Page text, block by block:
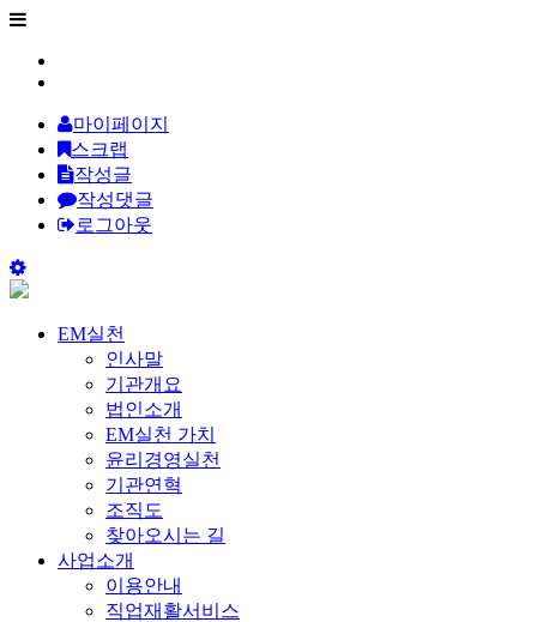
마이페이지
스크랩
작성글
작성댓글
로그아웃
EM실천
인사말
기관개요
법인소개
EM실천 가치
윤리경영실천
기관연혁
조직도
찾아오시는 길
사업소개
이용안내
직업재활서비스